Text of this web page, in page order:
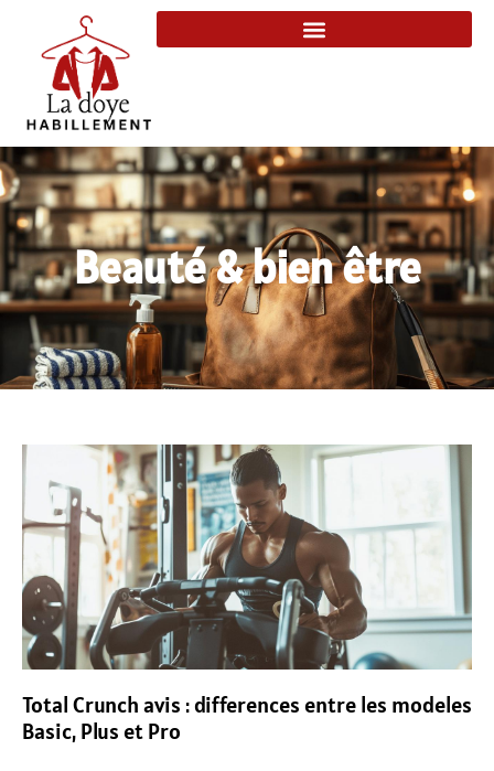
Beauté & bien être
Total Crunch avis : differences entre les modeles
Basic, Plus et Pro